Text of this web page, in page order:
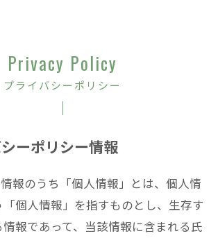
プライバシーポリシー
Privacy Policy
ーポリシー情報
報のうち「個人情報」とは、個人情
個人情報」を指すものとし、生存す
報であって、当該情報に含まれる氏